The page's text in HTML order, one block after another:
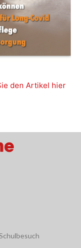
den Artikel hier